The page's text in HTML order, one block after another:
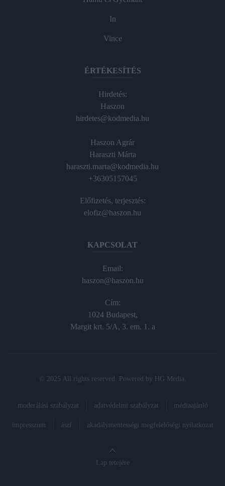
In
Vince
ÉRTÉKESÍTÉS
Hirdetés:
Haszon
hirdetes@kodmedia.hu
Haszon Agrár
Haraszti Márta
haraszti.marta@kodmedia.hu
+36305157045
Előfizetés, terjesztés:
elofiz@haszon.hu
KAPCSOLAT
Email:
haszon@haszon.hu
Cím:
1024 Budapest,
Margit krt. 5/A, 3. em. 1. a
© 2025 All rights reserved. Powered by HG Media
moderálási szabályzat adatvédelmi szabályzat médiaajánló
impresszum ászf akadálymentességi megfelelőségi nyilatkozat
Lap tetejére